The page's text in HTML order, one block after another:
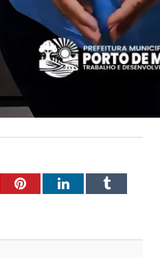
PinterestLinkedInTumblr